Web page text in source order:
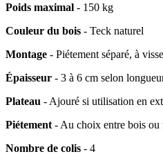
Poids maximal - 150 kg
Couleur du bois - ​Teck naturel
Montage - ​Piétement séparé, à
Épaisseur - ​3 à 6 cm selon
Plateau - ​Ajouré si utilisation en
Piétement - ​Au choix entre bois ou
Nombre de colis - 4